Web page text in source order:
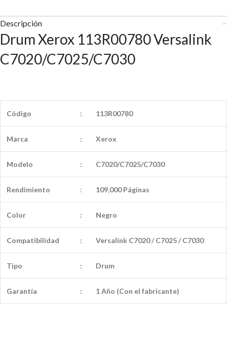
Descripción
Drum Xerox 113R00780 Versalink
C7020/C7025/C7030
Código : 113R00780
Marca : Xerox
Modelo : C7020/C7025/C7030
Rendimiento : 109,000 Páginas
Color : Negro
Compatibilidad : Versalink C7020 / C7025 / C7030
Tipo : Drum
Garantía : 1 Año (Con el fabricante)